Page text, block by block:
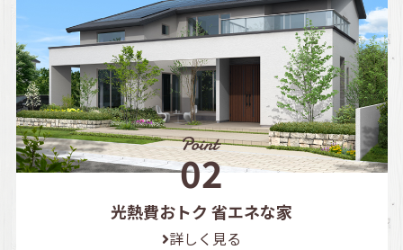
光熱費おトク 省エネな家
詳しく見る